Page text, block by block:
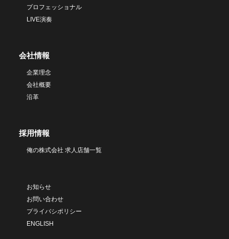
プロフェッショナル
LIVE演奏
会社情報
企業理念
会社概要
沿革
採用情報
俺の株式会社 求人店舗一覧
お知らせ
お問い合わせ
プライバシポリシー
ENGLISH